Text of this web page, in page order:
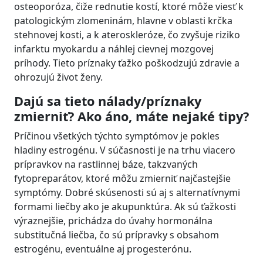
osteoporóza, čiže rednutie kostí, ktoré môže viesť k
patologickým zlomeninám, hlavne v oblasti krčka
stehnovej kosti, a k ateroskleróze, čo zvyšuje riziko
infarktu myokardu a náhlej cievnej mozgovej
príhody. Tieto príznaky ťažko poškodzujú zdravie a
ohrozujú život ženy.
Dajú sa tieto nálady/príznaky
zmierniť? Ako áno, máte nejaké tipy?
Príčinou všetkých týchto symptómov je pokles
hladiny estrogénu. V súčasnosti je na trhu viacero
prípravkov na rastlinnej báze, takzvaných
fytopreparátov, ktoré môžu zmierniť najčastejšie
symptómy. Dobré skúsenosti sú aj s alternatívnymi
formami liečby ako je akupunktúra. Ak sú ťažkosti
výraznejšie, prichádza do úvahy hormonálna
substitučná liečba, čo sú prípravky s obsahom
estrogénu, eventuálne aj progesterónu.